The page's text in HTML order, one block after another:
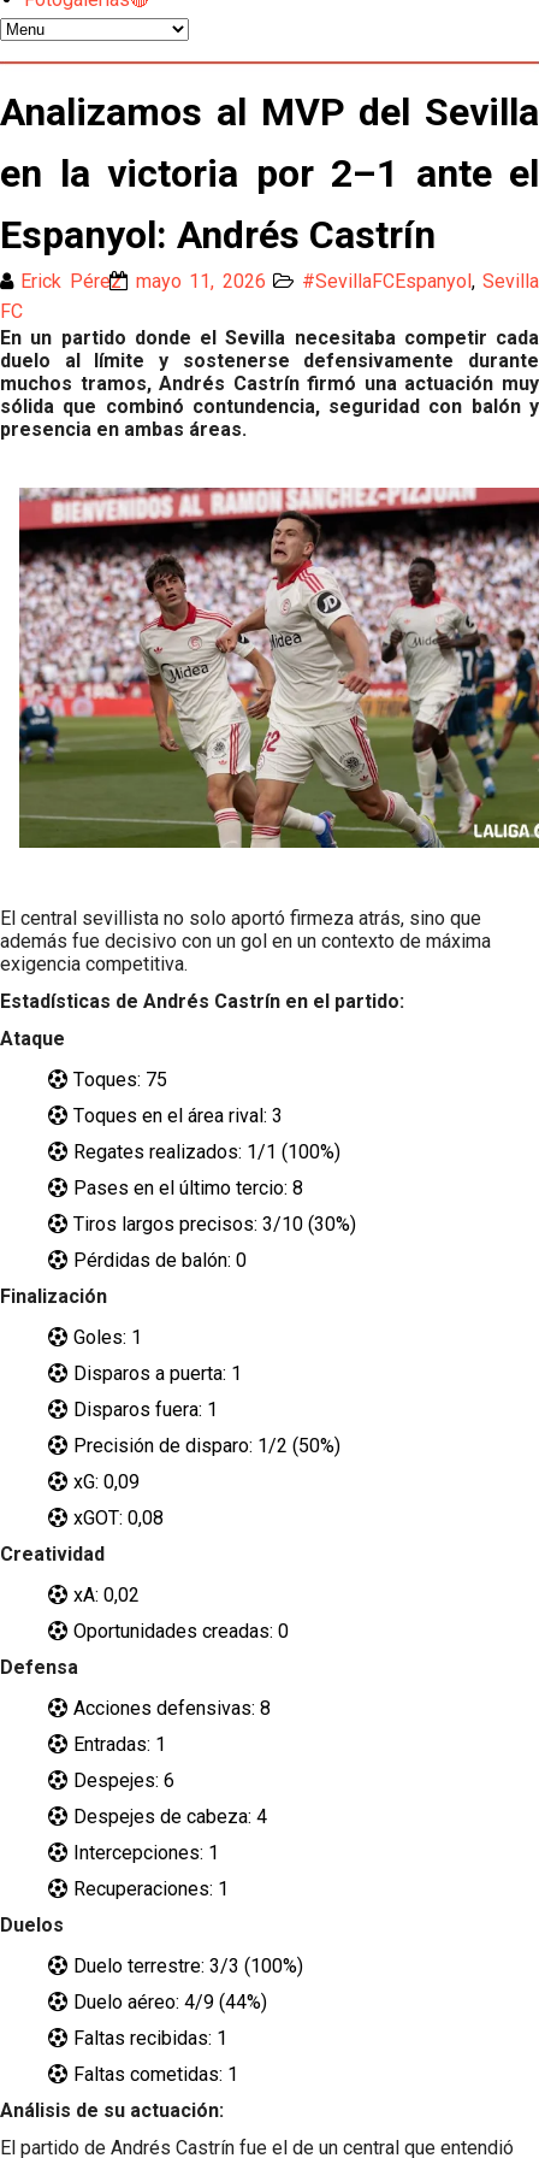
El Sevilla C se queda en Tercera Federación
Atlético y Getafe agitan el mercado de LaLiga
Luis García Plaza: No sufrir ya es un paso adelante
El Sevilla FC plantea ampliar hasta cinco fichajes
más antes del cierre
Djibril Sow pone rumbo a Italia para firmar su nuevo
contrato con el Genoa
Kochorashvili, seria opción para reforzar el centro
del campo sevillista
Sow muy cerca de cerrar su traspaso al Genoa
Oso es el siguiente en la lista para salir
Banquillos confirmados: así queda la cantera del
Sevilla Femenino para la 2026/27
Celta y Rayo agitan el mercado de La Liga
Previa | El Sevilla FC cierra la pretemporada con el
exigente choque ante el Bayer Leverkusen
Analizamos al MVP del Sevilla
en la victoria por 2–1 ante el
Espanyol: Andrés Castrín
Erick Pérez mayo 11, 2026 #SevillaFCEspanyol ,Sevilla
FC
En un partido donde el Sevilla necesitaba competir cada
duelo al límite y sostenerse defensivamente durante
muchos tramos, Andrés Castrín firmó una actuación muy
sólida que combinó contundencia, seguridad con balón y
presencia en ambas áreas.
El central sevillista no solo aportó firmeza atrás, sino que
además fue decisivo con un gol en un contexto de máxima
exigencia competitiva.
Estadísticas de Andrés Castrín en el partido:
Ataque
Toques: 75
Toques en el área rival: 3
Regates realizados: 1/1 (100%)
Pases en el último tercio: 8
Tiros largos precisos: 3/10 (30%)
Pérdidas de balón: 0
Finalización
Goles: 1
Disparos a puerta: 1
Disparos fuera: 1
Precisión de disparo: 1/2 (50%)
xG: 0,09
xGOT: 0,08
Creatividad
xA: 0,02
Oportunidades creadas: 0
Defensa
Acciones defensivas: 8
Entradas: 1
Despejes: 6
Despejes de cabeza: 4
Intercepciones: 1
Recuperaciones: 1
Duelos
Duelo terrestre: 3/3 (100%)
Duelo aéreo: 4/9 (44%)
Faltas recibidas: 1
Faltas cometidas: 1
Análisis de su actuación:
El partido de Andrés Castrín fue el de un central que entendió